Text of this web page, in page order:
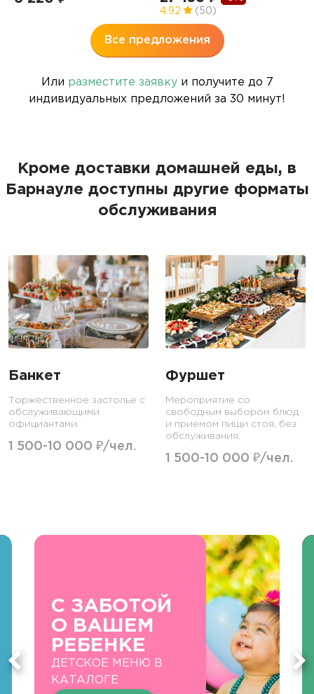
4.92 (50)
Все предложения
Или разместите заявкуи получите до 7
индивидуальных предложений за 30 минут!
Кроме доставки домашней еды, в
Барнауле доступны другие форматы
обслуживания
Банкет
Торжественное застолье с
обслуживающими
официантами.
1 500-10 000 ₽/чел.
Фуршет
Мероприятие со
свободным выбором блюд
и приемом пищи стоя, без
обслуживания.
1 500-10 000 ₽/чел.
С ЗАБОТОЙ
О ВАШЕМ
РЕБЕНКЕ
ДЕТСКОЕ МЕНЮ В
КАТАЛОГЕ